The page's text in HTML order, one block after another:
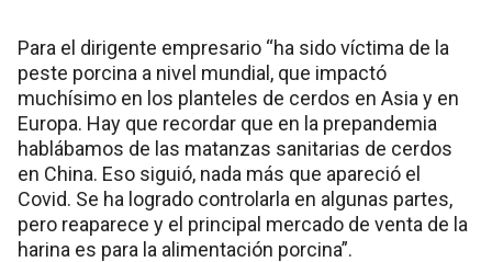
Para el dirigente empresario “ha sido víctima de la
peste porcina a nivel mundial, que impactó
muchísimo en los planteles de cerdos en Asia y en
Europa. Hay que recordar que en la prepandemia
hablábamos de las matanzas sanitarias de cerdos
en China. Eso siguió, nada más que apareció el
Covid. Se ha logrado controlarla en algunas partes,
pero reaparece y el principal mercado de venta de la
harina es para la alimentación porcina”.